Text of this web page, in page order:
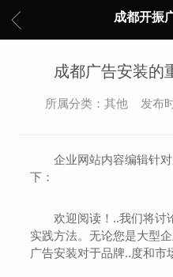
成都开振
成都广告安装的
所属分类：其他 发布
企业网站内容编辑针
下：
欢迎阅读！..我们将讨
实践方法。无论您是大型
广告安装对于品牌..度和市